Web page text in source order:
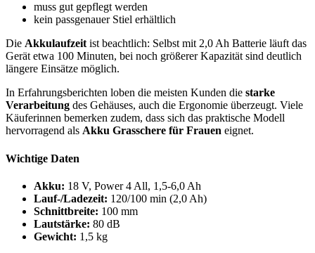
muss gut gepflegt werden
kein passgenauer Stiel erhältlich
Die Akkulaufzeit ist beachtlich: Selbst mit 2,0 Ah Batterie läuft das
Gerät etwa 100 Minuten, bei noch größerer Kapazität sind deutlich
längere Einsätze möglich.
In Erfahrungsberichten loben die meisten Kunden die starke
Verarbeitung des Gehäuses, auch die Ergonomie überzeugt. Viele
Käuferinnen bemerken zudem, dass sich das praktische Modell
hervorragend als Akku Grasschere für Frauen eignet.
Wichtige Daten
Akku: 18 V, Power 4 All, 1,5-6,0 Ah
Lauf-/Ladezeit: 120/100 min (2,0 Ah)
Schnittbreite: 100 mm
Lautstärke: 80 dB
Gewicht: 1,5 kg